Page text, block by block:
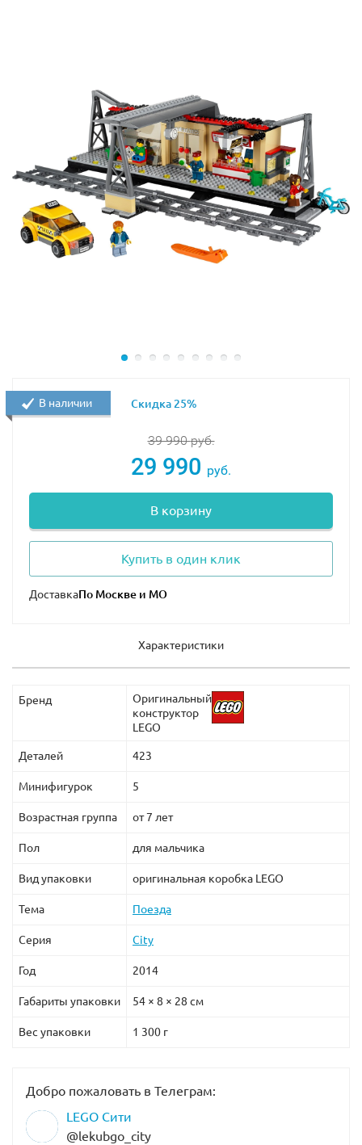
- фигурку рабочего-строителя
- аксессуары для игры: чемодан и лопата
- жёлтую активационную кнопку (проехав по ней,
поезд подаёт звуковой сигнал)
Высота моста составляет 12 см.
Мост станет прекрасным дополнением к наборам
совместима с поездами Дупло, выпущенными до 2018
39 990руб.
29 990 руб.
В корзину
Купить в один клик
Доставка
В наличии Скидка 25%
Характеристики
Бренд
Оригинальный
конструктор
LEGO
Деталей 423
Минифигурок 5
Возрастная группа от 7 лет
Пол для мальчика
Вид упаковки оригинальная коробка LEGO
Тема Поезда
Серия City
Год 2014
Габариты упаковки 54 × 8 × 28 см
Вес упаковки 1 300 г
Добро пожаловать в Телеграм:
LEGO Сити
@lekubgo_city